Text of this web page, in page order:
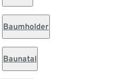
Baumholder
Baunatal